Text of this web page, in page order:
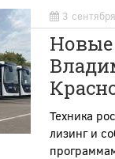
3
Новые
Техника
лизинг и